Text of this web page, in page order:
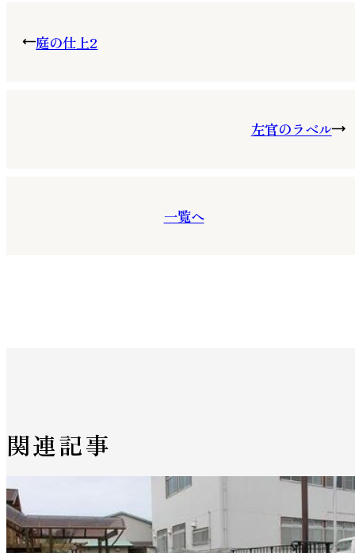
庭の仕上2
一覧へ
左官のラベル
関連記事